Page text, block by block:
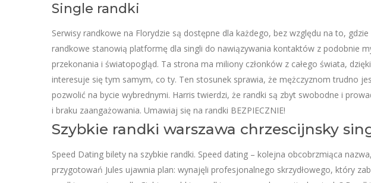
Single randki
Serwisy randkowe na Florydzie są dostępne dla każdego, bez względu na to,
randkowe stanowią platformę dla singli do nawiązywania kontaktów z podobnie
przekonania i światopogląd. Ta strona ma miliony członków z całego świata,
interesuje się tym samym, co ty. Ten stosunek sprawia, że mężczyznom trudno
pozwolić na bycie wybrednymi. Harris twierdzi, że randki są zbyt swobodne i
i braku zaangażowania. Umawiaj się na randki BEZPIECZNIE!
Szybkie randki warszawa chrzescijnsky
Speed Dating bilety na szybkie randki. Speed dating – kolejna obcobrzmiąca
przygotowań Jules ujawnia plan: wynajęli profesjonalnego skrzydłowego, który